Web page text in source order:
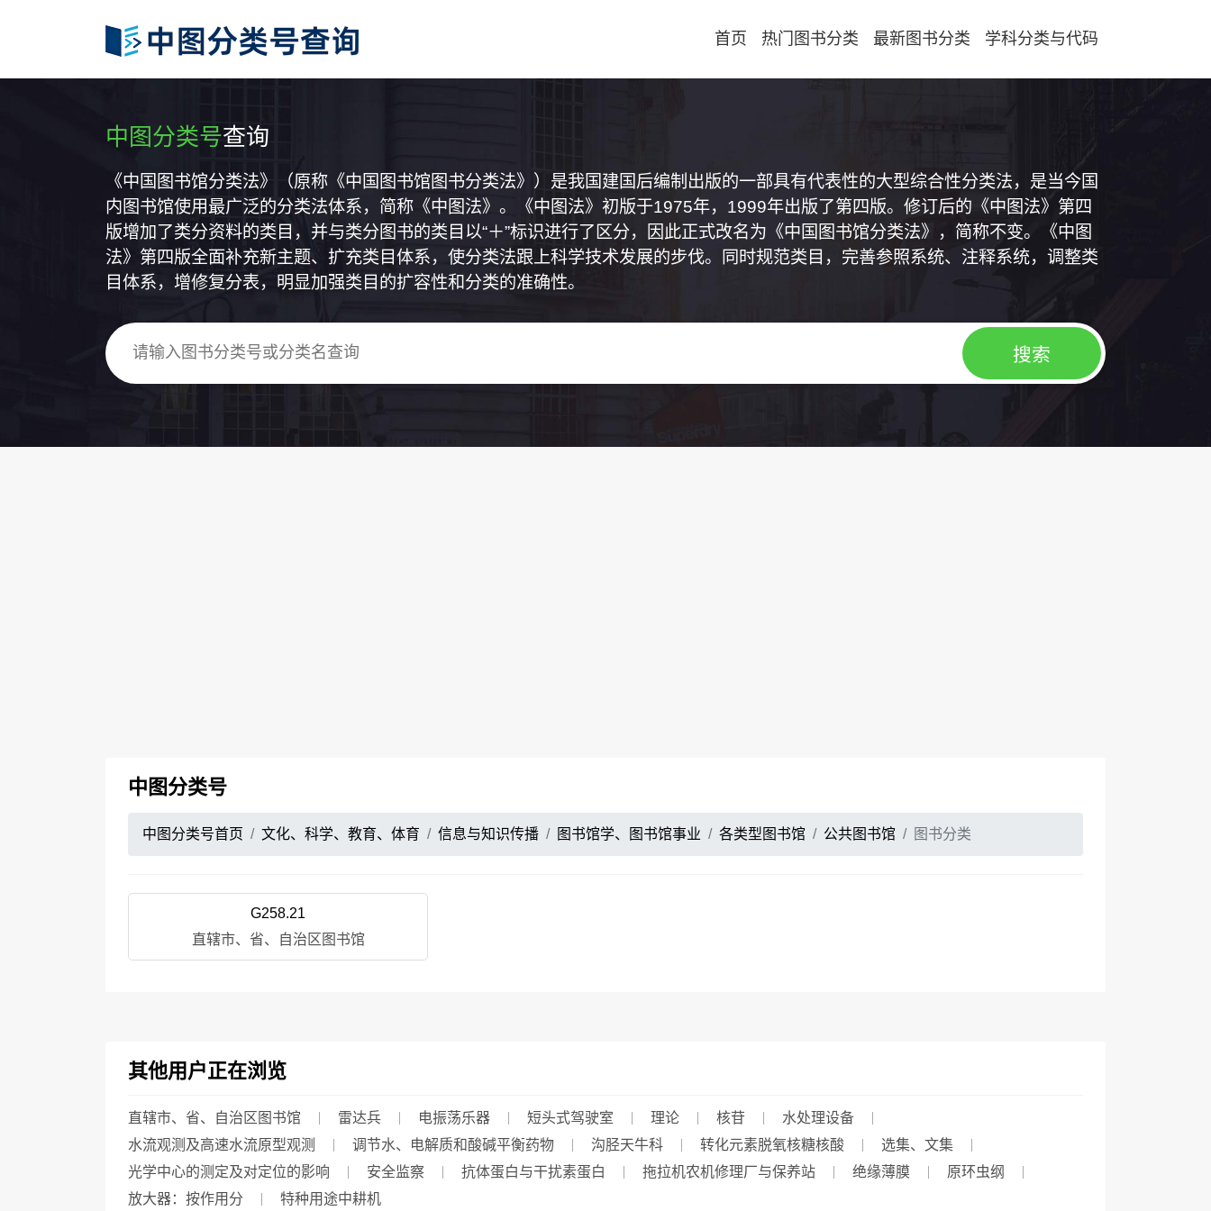
首页 热门图书分类 最新图书分类 学科分类与代码
中图分类号查询
《中国图书馆分类法》（原称《中国图书馆图书分类法》）是我国建国后编制出版的一部具有代表性的大型综合性分类法，是当今国
内图书馆使用最广泛的分类法体系，简称《中图法》。《中图法》初版于1975年，1999年出版了第四版。修订后的《中图法》第四
版增加了类分资料的类目，并与类分图书的类目以“＋”标识进行了区分，因此正式改名为《中国图书馆分类法》，简称不变。《中图
法》第四版全面补充新主题、扩充类目体系，使分类法跟上科学技术发展的步伐。同时规范类目，完善参照系统、注释系统，调整类
目体系，增修复分表，明显加强类目的扩容性和分类的准确性。
中图分类号
中图分类号首页 文化、科学、教育、体育 信息与知识传播 图书馆学、图书馆事业 各类型图书馆 公共图书馆 图书分类
G258.21
直辖市、省、自治区图书馆
其他用户正在浏览
直辖市、省、自治区图书馆 雷达兵 电振荡乐器 短头式驾驶室 理论 核苷
水处理设备
水流观测及高速水流原型观测
调节水、电解质和酸碱平衡药物 沟胫天牛科 转化元素脱氧核糖核酸
选集、文集
光学中心的测定及对定位的影响
安全监察 抗体蛋白与干扰素蛋白 拖拉机农机修理厂与保养站 绝缘薄膜
原环虫纲
放大器：按作用分
特种用途中耕机